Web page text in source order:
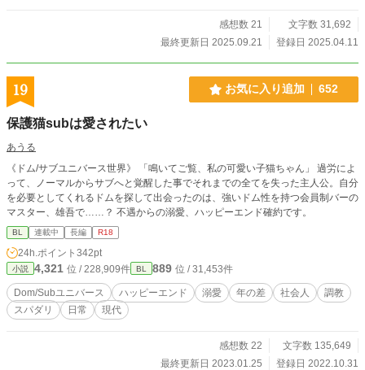
感想数 21
文字数 31,692
最終更新日 2025.09.21
登録日 2025.04.11
19 お気に入り追加 652
保護猫subは愛されたい
あうる
《ドム/サブユニバース世界》 「鳴いてご覧、私の可愛い子猫ちゃん」 過労によ
って、ノーマルからサブへと覚醒した事でそれまでの全てを失った主人公。自分
を必要としてくれるドムを探して出会ったのは、強いドム性を持つ会員制バーの
マスター、雄吾で……？ 不遇からの溺愛、ハッピーエンド確約です。
BL 連載中 長編 R18
24h.ポイント 342pt
小説 4,321 位 / 228,909件 BL 889 位 / 31,453件
Dom/Subユニバース ハッピーエンド 溺愛 年の差 社会人
調教
スパダリ
日常 現代
感想数 22
文字数 135,649
最終更新日 2023.01.25
登録日 2022.10.31